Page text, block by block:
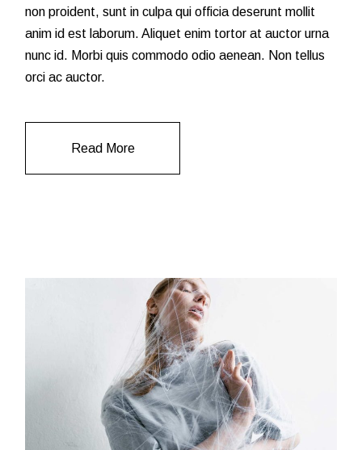
non proident, sunt in culpa qui officia deserunt mollit
anim id est laborum. Aliquet enim tortor at auctor urna
nunc id. Morbi quis commodo odio aenean. Non tellus
orci ac auctor.
Read More